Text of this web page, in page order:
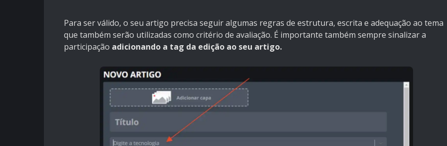
Para ser válido, o seu artigo precisa seguir algumas regras de estrutura, escrita e adequação ao tema
que também serão utilizadas como critério de avaliação. É importante também sempre sinalizar a
participação adicionando a tag da edição ao seu artigo.